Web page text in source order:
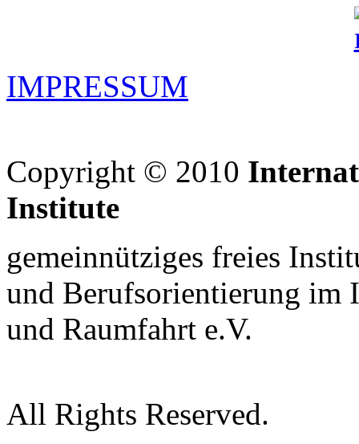
IMPRESSUM
Copyright © 2010
Institute
gemeinnütziges freies
und Berufsorientierung im
und Raumfahrt e.V.
All Rights Reserved.